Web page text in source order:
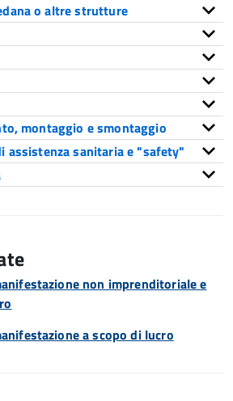
o altre strutture
montaggio e smontaggio
assistenza sanitaria e "safety"
non imprenditoriale e
a scopo di lucro